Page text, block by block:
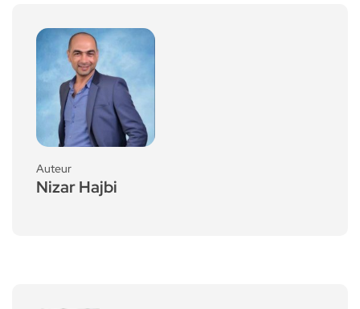
Auteur
Nizar Hajbi